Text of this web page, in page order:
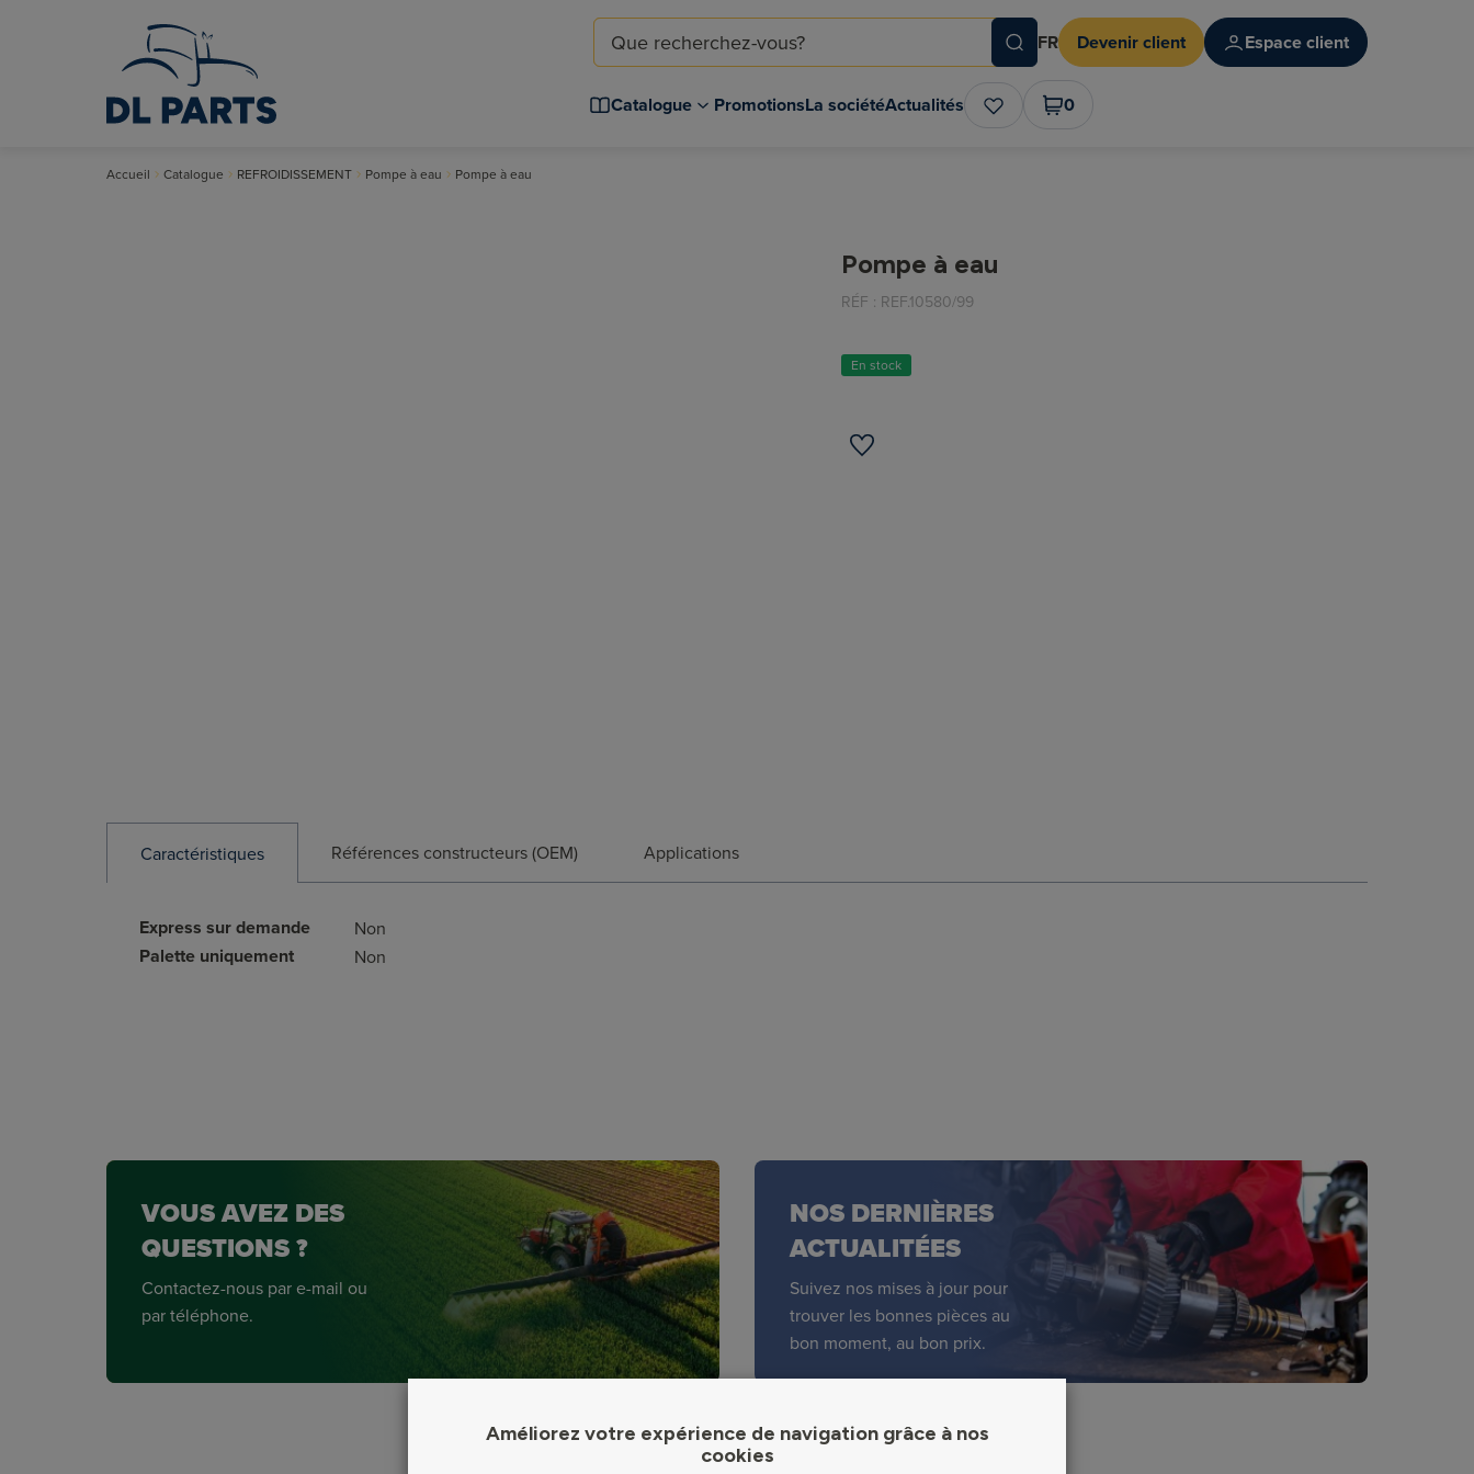
FR Devenir client Espace client
Catalogue PromotionsLa sociétéActualités 0
Accueil Catalogue REFROIDISSEMENT Pompe à eau Pompe à eau
Pompe à eau
RÉF : REF.10580/99
En stock
Caractéristiques Références constructeurs (OEM) Applications
Express sur demande Non
Palette uniquement Non
VOUS AVEZ DES
QUESTIONS ?
Contactez-nous par e-mail ou
par téléphone.
NOS DERNIÈRES
ACTUALITÉES
Suivez nos mises à jour pour
trouver les bonnes pièces au
bon moment, au bon prix.
Améliorez votre expérience de navigation grâce à nos
cookies